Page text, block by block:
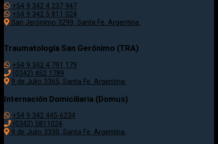
+54 9 342 4 237 947
+54 9 342 5 811 024
San Jerónimo 3299, Santa Fe. Argentina.
Traumatología San Gerónimo (TRA)
+54 9 342 4 791 179
(0342) 452 1789
9 de Julio 3365, Santa Fe. Argentina.
Internación Domiciliaria (Domus)
+54 9 342 445-6234
(0342) 5811024
9 de Julio 3330, Santa Fe. Argentina.